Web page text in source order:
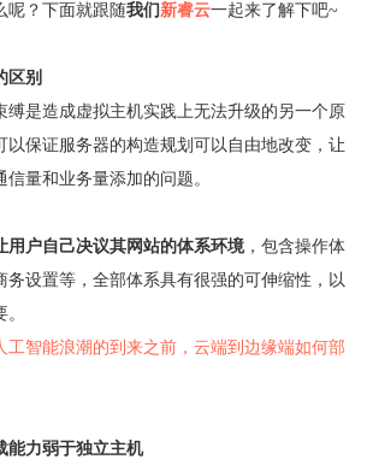
呢？下面就跟随我们新睿云一起来了解下吧~
区别
缚是造成虚拟主机实践上无法升级的另一个原
以保证服务器的构造规划可以自由地改变，让
量和业务量添加的问题。
用户自己决议其网站的体系环境 ，包含操作体
务设置等，全部体系具有很强的可伸缩性，以
工智能浪潮的到来之前，云端到边缘端如何部
能力弱于独立主机